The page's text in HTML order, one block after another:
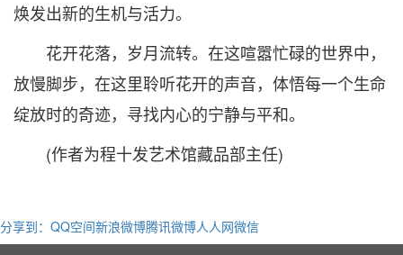
焕发出新的生机与活力。
花开花落，岁月流转。在这喧嚣忙碌的世界中，
放慢脚步，在这里聆听花开的声音，体悟每一个生命
绽放时的奇迹，寻找内心的宁静与平和。
(作者为程十发艺术馆藏品部主任)
分享到： QQ空间新浪微博腾讯微博人人网微信